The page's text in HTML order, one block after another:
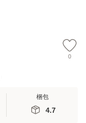
0
梱包
4.7